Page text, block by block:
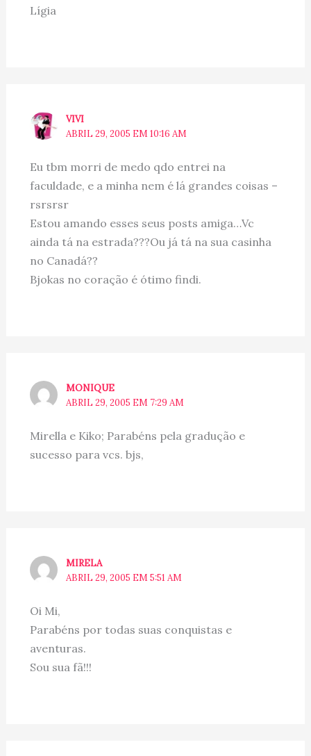
Lígia
VIVI
ABRIL 29, 2005 EM 10:16 AM
Eu tbm morri de medo qdo entrei na
faculdade, e a minha nem é lá grandes coisas –
rsrsrsr
Estou amando esses seus posts amiga…Vc
ainda tá na estrada???Ou já tá na sua casinha
no Canadá??
Bjokas no coração é ótimo findi.
MONIQUE
ABRIL 29, 2005 EM 7:29 AM
Mirella e Kiko; Parabéns pela gradução e
sucesso para vcs. bjs,
MIRELA
ABRIL 29, 2005 EM 5:51 AM
Oi Mi,
Parabéns por todas suas conquistas e
aventuras.
Sou sua fã!!!